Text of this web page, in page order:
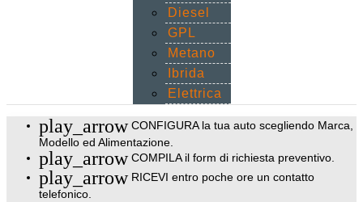
Diesel
GPL
Metano
Ibrida
Elettrica
play_arrow CONFIGURAla tua auto scegliendo Marca,
Modello ed Alimentazione.
play_arrow COMPILAil form di richiesta preventivo.
play_arrow RICEVI entro poche ore un contatto
telefonico.